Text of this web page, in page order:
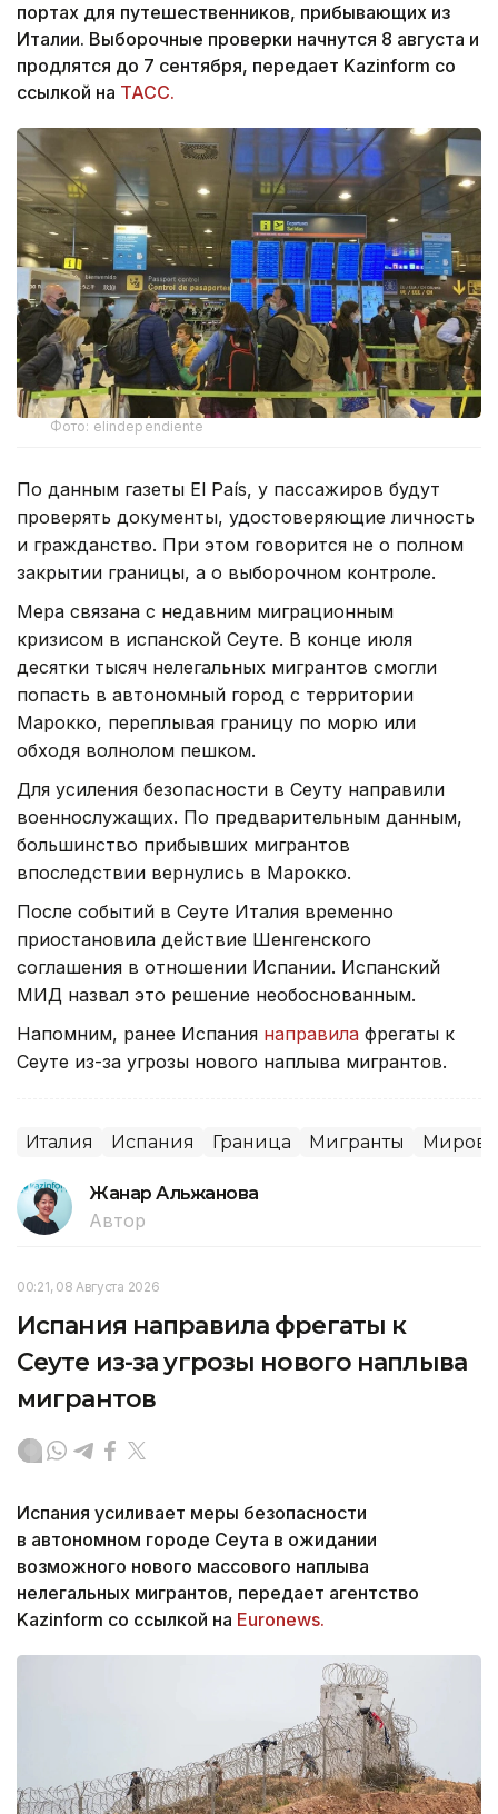
портах для путешественников, прибывающих из
Италии. Выборочные проверки начнутся 8 августа и
продлятся до 7 сентября, передает Kazinform со
ссылкой на ТАСС.
Фото: elindependiente
По данным газеты El País, у пассажиров будут
проверять документы, удостоверяющие личность
и гражданство. При этом говорится не о полном
закрытии границы, а о выборочном контроле.
Мера связана с недавним миграционным
кризисом в испанской Сеуте. В конце июля
десятки тысяч нелегальных мигрантов смогли
попасть в автономный город с территории
Марокко, переплывая границу по морю или
обходя волнолом пешком.
Для усиления безопасности в Сеуту направили
военнослужащих. По предварительным данным,
большинство прибывших мигрантов
впоследствии вернулись в Марокко.
После событий в Сеуте Италия временно
приостановила действие Шенгенского
соглашения в отношении Испании. Испанский
МИД назвал это решение необоснованным.
Напомним, ранее Испания направила фрегаты к
Сеуте из-за угрозы нового наплыва мигрантов.
Италия Испания Граница Мигранты
Жанар Альжанова
Автор
00:21, 08 Августа 2026
Испания направила фрегаты к
Сеуте из-за угрозы нового наплыва
мигрантов
Испания усиливает меры безопасности
в автономном городе Сеута в ожидании
возможного нового массового наплыва
нелегальных мигрантов, передает агентство
Kazinform со ссылкой на Euronews.